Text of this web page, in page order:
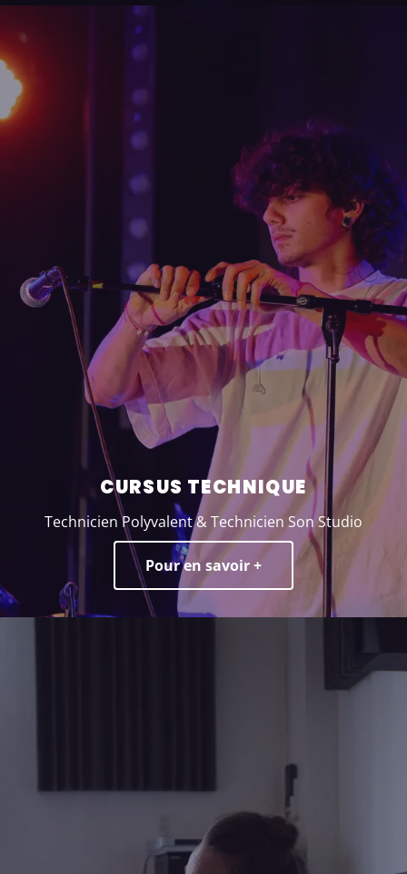
CURSUS TECHNIQUE
Technicien Polyvalent & Technicien Son Studio
Pour en savoir +